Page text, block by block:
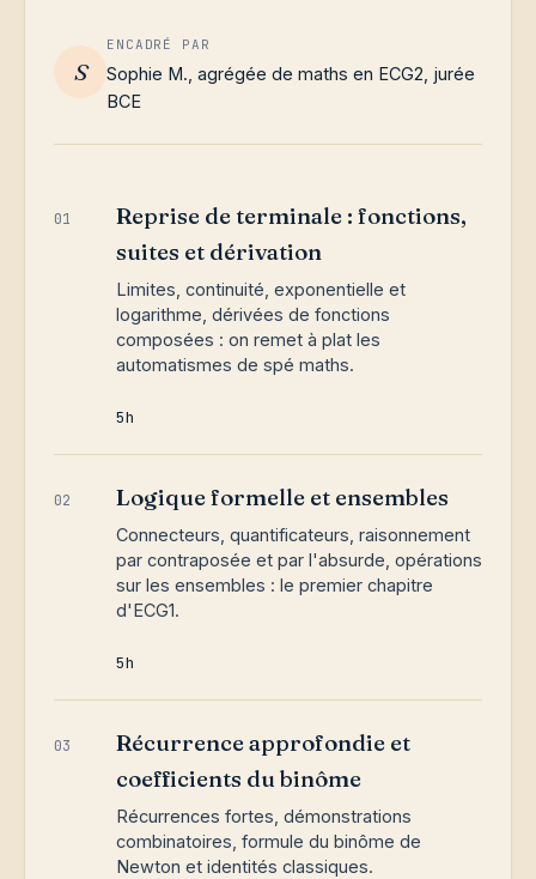
S
ENCADRÉ PAR
Sophie M., agrégée de maths en ECG2, jurée
BCE
01
Reprise de terminale : fonctions,
suites et dérivation
Limites, continuité, exponentielle et
logarithme, dérivées de fonctions
composées : on remet à plat les
automatismes de spé maths.
5h
02 Logique formelle et ensembles
Connecteurs, quantificateurs, raisonnement
par contraposée et par l'absurde, opérations
sur les ensembles : le premier chapitre
d'ECG1.
5h
03
Récurrence approfondie et
coefficients du binôme
Récurrences fortes, démonstrations
combinatoires, formule du binôme de
Newton et identités classiques.